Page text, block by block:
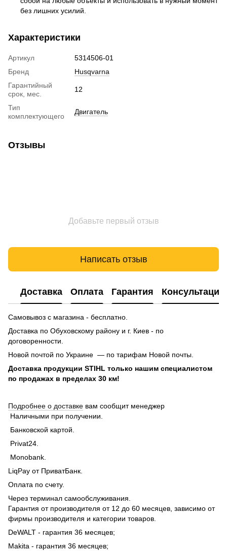
без лишних усилий.
Характеристики
Артикул
5314506-01
Бренд
Husqvarna
Гарантийный
срок, мес.
12
Тип
комплектующего
Двигатель
Отзывы
Добавьте первый отзыв
Написать отзыв
Доставка Оплата Гарантия Консультация
Самовывоз с магазина - бесплатно.
Доставка по Обуховскому району и г. Киев - по
договоренности.
Новой почтой по Украине — по тарифам Новой почты.
Доставка продукции STIHL только нашим специалистом
по продажах в пределах 30 км!
Подробнее о доставке вам сообщит менеджер
Наличными при получении.
Банковской картой.
Privat24.
Monobank.
LiqPay от ПриватБанк.
Оплата по счету.
Через терминал самообслуживания.
Гарантия от производителя от 12 до 60 месяцев, зависимо от
фирмы производителя и категории товаров.
DeWALT - гарантия 36 месяцев;
Makita - гарантия 36 месяцев;